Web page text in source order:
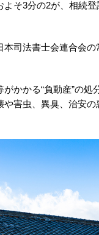
そ3分の2が、相続
司法書士会連合会
かかる“負動産”の
害虫、異臭、治安